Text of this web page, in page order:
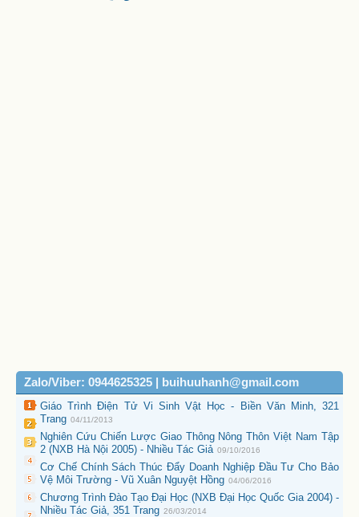
Zalo/Viber: 0944625325 | buihuuhanh@gmail.com
Giáo Trình Điện Tử Vi Sinh Vật Học - Biền Văn Minh, 321
Trang 04/11/2013
Nghiên Cứu Chiến Lược Giao Thông Nông Thôn Việt Nam Tập
2 (NXB Hà Nội 2005) - Nhiều Tác Giả 09/10/2016
Cơ Chế Chính Sách Thúc Đẩy Doanh Nghiệp Đầu Tư Cho Bảo
Vệ Môi Trường - Vũ Xuân Nguyệt Hồng 04/06/2016
Chương Trình Đào Tạo Đại Học (NXB Đại Học Quốc Gia 2004) -
Nhiều Tác Giả, 351 Trang 26/03/2014